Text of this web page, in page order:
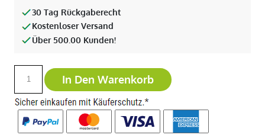
30 Tag Rückgaberecht
Kostenloser Versand
Über 500.00 Kunden!
In Den Warenkorb